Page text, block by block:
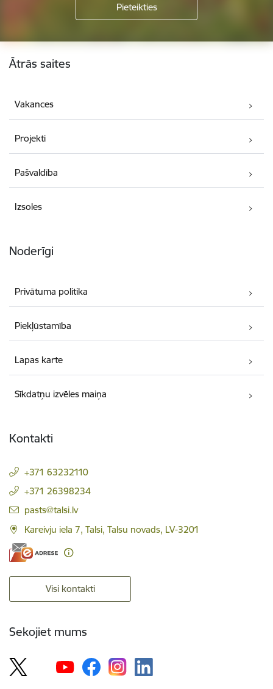
Kājene
Ātrās saites
Vakances
Projekti
Pašvaldība
Izsoles
Noderīgi
Privātuma politika
Piekļūstamība
Lapas karte
Sīkdatņu izvēles maiņa
Kontakti
+371 63232110
+371 26398234
E-pasts:
pasts@talsi.lv
Kareivju iela 7, Talsi, Talsu novads, LV-3201
Visi kontakti
Sekojiet mums